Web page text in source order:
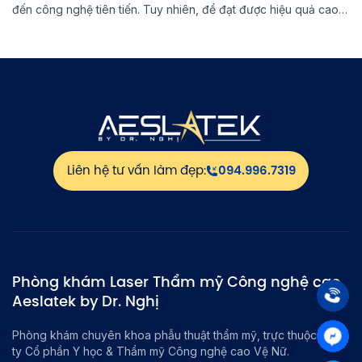
đến công nghệ tiên tiến. Tuy nhiên, để đạt được hiệu quả cao
Liên hệ tư vấn làm đẹp: 094.996.7319
Phòng khám Laser Thẩm mỹ Công nghệ cao
Aeslatek by Dr. Nghị
Phòng khám chuyên khoa phẫu thuật thẩm mỹ, trực thuộc Công
ty Cổ phần Y học & Thẩm mỹ Công nghệ cao Vệ Nữ.